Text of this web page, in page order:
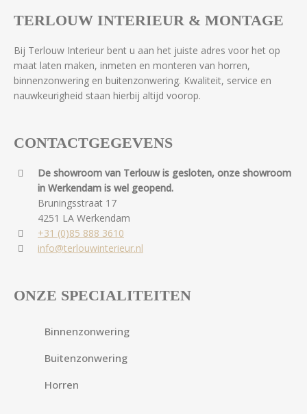
TERLOUW INTERIEUR & MONTAGE
Bij Terlouw Interieur bent u aan het juiste adres voor het op
maat laten maken, inmeten en monteren van horren,
binnenzonwering en buitenzonwering. Kwaliteit, service en
nauwkeurigheid staan hierbij altijd voorop.
CONTACTGEGEVENS
De showroom van Terlouw is gesloten, onze showroom
in Werkendam is wel geopend.
Bruningsstraat 17
4251 LA Werkendam
+31 (0)85 888 3610
info@terlouwinterieur.nl
ONZE SPECIALITEITEN
Binnenzonwering
Buitenzonwering
Horren